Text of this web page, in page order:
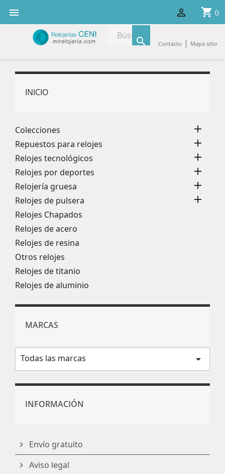
 shopping_cart 0

 Contacto | Mapa sitio
INICIO
Colecciones 
Repuestos para relojes 
Relojes tecnológicos 
Relojes por deportes 
Relojería gruesa 
Relojes de pulsera 
Relojes Chapados
Relojes de acero
Relojes de resina
Otros relojes
Relojes de titanio
Relojes de aluminio
MARCAS
Todas las marcas arrow_drop_down
INFORMACIÓN
Envío gratuito
Aviso legal